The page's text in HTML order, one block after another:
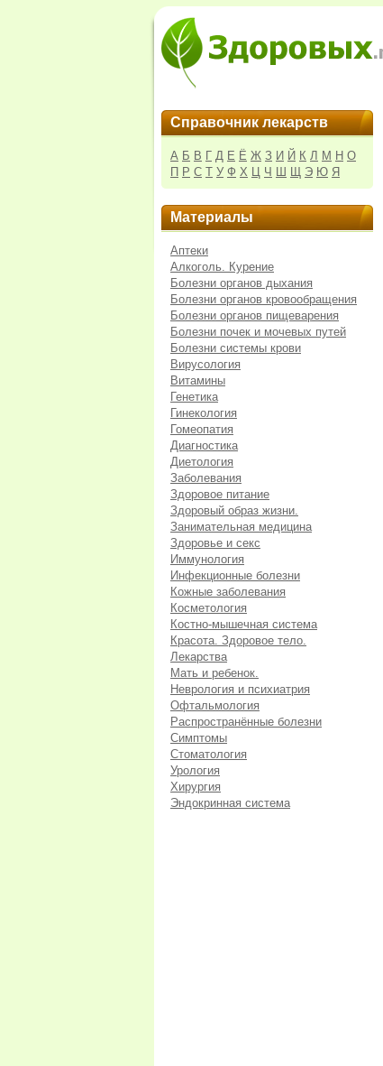
Справочник лекарств
А Б В Г Д Е Ё Ж З И Й К Л М Н О
П Р С Т У Ф Х Ц Ч Ш Щ Э Ю Я
Материалы
Аптеки
Алкоголь. Курение
Болезни органов дыхания
Болезни органов кровообращения
Болезни органов пищеварения
Болезни почек и мочевых путей
Болезни системы крови
Вирусология
Витамины
Генетика
Гинекология
Гомеопатия
Диагностика
Диетология
Заболевания
Здоровое питание
Здоровый образ жизни.
Занимательная медицина
Здоровье и секс
Иммунология
Инфекционные болезни
Кожные заболевания
Косметология
Костно-мышечная система
Красота. Здоровое тело.
Лекарства
Мать и ребенок.
Неврология и психиатрия
Офтальмология
Распространённые болезни
Симптомы
Стоматология
Урология
Хирургия
Эндокринная система